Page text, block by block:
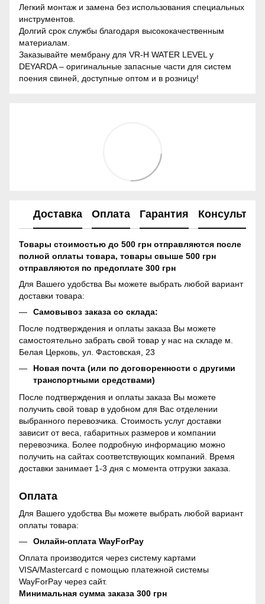
Легкий монтаж и замена без использования специальных
инструментов.
Долгий срок службы благодаря высококачественным
материалам.
Заказывайте мембрану для VR-H WATER LEVEL у
DEYARDA – оригинальные запасные части для систем
поения свиней, доступные оптом и в розницу!
Доставка Оплата Гарантия
Товары стоимостью до 500 грн отправляются после
полной оплаты товара, товары свыше 500 грн
отправляются по предоплате 300 грн
Для Вашего удобства Вы можете выбрать любой вариант
доставки товара:
Самовывоз заказа со склада:
После подтверждения и оплаты заказа Вы можете
самостоятельно забрать свой товар у нас на складе м.
Белая Церковь, ул. Фастовская, 23
Новая почта (или по договоренности с другими
транспортными средствами)
После подтверждения и оплаты заказа Вы можете
получить свой товар в удобном для Вас отделении
выбранного перевозчика. Стоимость услуг доставки
зависит от веса, габаритных размеров и компании
перевозчика. Более подробную информацию можно
получить на сайтах соответствующих компаний. Время
доставки занимает 1-3 дня с момента отгрузки заказа.
Оплата
Для Вашего удобства Вы можете выбрать любой вариант
оплаты товара:
Онлайн-оплата WayForPay
Оплата производится через систему картами
VISA/Mastercard с помощью платежной системы
WayForPay через сайт.
Минимальная сумма заказа 300 грн